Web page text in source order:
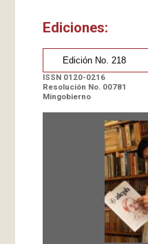
Ediciones:
ISSN 0120-0216
Resolución No. 00781
Mingobierno